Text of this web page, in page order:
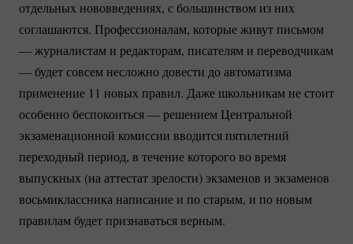
отдельных нововведениях, с большинством из них
соглашаются. Профессионалам, которые живут письмом
— журналистам и редакторам, писателям и переводчикам
— будет совсем несложно довести до автоматизма
применение 11 новых правил. Даже школьникам не стоит
особенно беспокоиться — решением Центральной
экзаменационной комиссии вводится пятилетний
переходный период, в течение которого во время
выпускных (на аттестат зрелости) экзаменов и экзаменов
восьмиклассника написание и по старым, и по новым
правилам будет признаваться верным.